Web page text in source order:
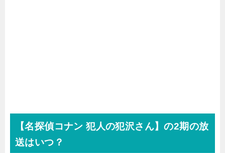
【名探偵コナン 犯人の犯沢さん】の2期の放
送はいつ？